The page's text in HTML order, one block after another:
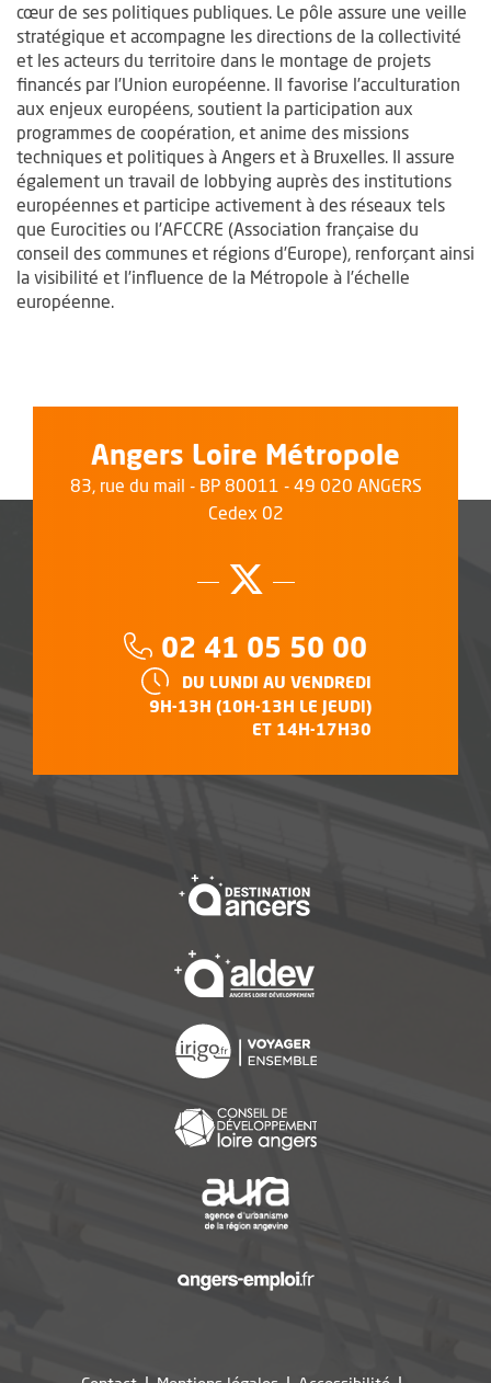
cœur de ses politiques publiques. Le pôle assure une veille
stratégique et accompagne les directions de la collectivité
et les acteurs du territoire dans le montage de projets
financés par l’Union européenne. Il favorise l’acculturation
aux enjeux européens, soutient la participation aux
programmes de coopération, et anime des missions
techniques et politiques à Angers et à Bruxelles. Il assure
également un travail de lobbying auprès des institutions
européennes et participe activement à des réseaux tels
que Eurocities ou l’AFCCRE (Association française du
conseil des communes et régions d’Europe), renforçant ainsi
la visibilité et l’influence de la Métropole à l’échelle
européenne.
Angers Loire Métropole
83, rue du mail - BP 80011 - 49 020 ANGERS
Cedex 02
Suivez-nous
, Ouvre une
Téléphone :
02 41 05 50 00
HORAIRES :
DU LUNDI AU VENDREDI
9H-13H (10H-13H LE JEUDI)
ET 14H-17H30